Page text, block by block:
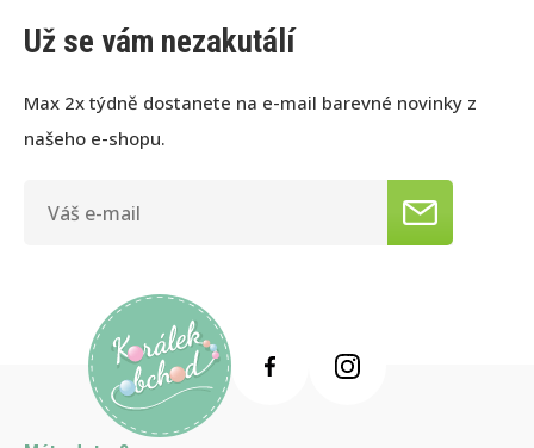
Už se vám nezakutálí
Max 2x týdně dostanete na e-mail barevné novinky z
našeho e-shopu.